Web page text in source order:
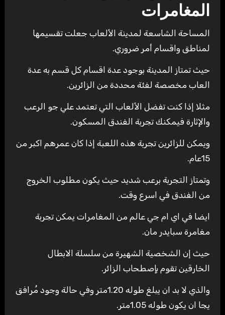
المغامرات
المساحة الشاسعة لمدينة الألعاب جعلت تقسيمها
لمناطق واقسام أمر ضروري.
حيث تمتاز المدينة بوجود عدة اقسام كل قسم به عدة
العاب مخصصة لفئة محددة من الزائرين.
مثلا إذا كنت تفضل الألعاب التي تعتمد علي جو الرعب
والإثارة فيمكنك تجربة الفندق المسكون.
ويمكن للزائرين تجربة هذه اللعبة إذا كان عمرهم اكبر من
15عام.
وتمتاز التجربة برعب شديد حيث يكون مطلوب الخروج
من الفندق في اسرع وقت.
ايضا في اي ام جي عالم من المغامرات يمكن تجربة
مغامرة سبايدر مان.
حيث إن الشخصية الشهيرة من سلسلة الابطال
الخارقين تقوم بإصطحاب الزائر.
والذي لا بد ان يبلغ طوله 1.20متر وفي حالة وجود مُرافق
يجا ان يكون طوله 1.05متر.